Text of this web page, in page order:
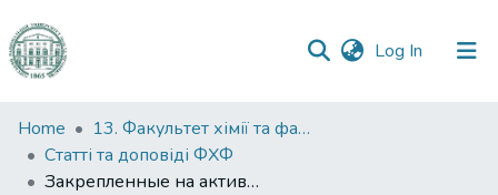
Log In (current)
Communities
&
Collections
Home
13. Факультет хімії та фармації
Статті та доповіді ФХФ
Закрепленные на активированном клиноптилолите галогенидные комплексы палладия(Н) и меди(Н) в реакции низкотемпературного окисления монооксида углерода